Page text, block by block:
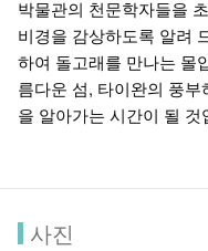
박물관의 천문학자들을
비경을 감상하도록 알려
하여 돌고래를 만나는 몰
름다운 섬, 타이완의 풍
을 알아가는 시간이 될 것
사진